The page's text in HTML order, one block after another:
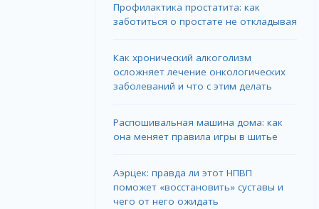
Профилактика простатита: как
заботиться о простате не откладывая
Как хронический алкоголизм
осложняет лечение онкологических
заболеваний и что с этим делать
Распошивальная машина дома: как
она меняет правила игры в шитье
Аэрцек: правда ли этот НПВП
поможет «восстановить» суставы и
чего от него ожидать